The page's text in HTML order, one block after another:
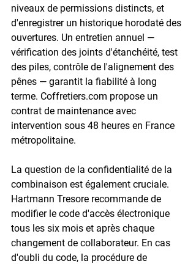
niveaux de permissions distincts, et
d'enregistrer un historique horodaté des
ouvertures. Un entretien annuel —
vérification des joints d'étanchéité, test
des piles, contrôle de l'alignement des
pênes — garantit la fiabilité à long
terme. Coffretiers.com propose un
contrat de maintenance avec
intervention sous 48 heures en France
métropolitaine.
La question de la confidentialité de la
combinaison est également cruciale.
Hartmann Tresore recommande de
modifier le code d'accès électronique
tous les six mois et après chaque
changement de collaborateur. En cas
d'oubli du code, la procédure de